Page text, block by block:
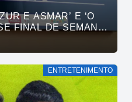
E ASMAR’ E ‘O
FINAL DE SEMANA
ENTRETENIMENTO